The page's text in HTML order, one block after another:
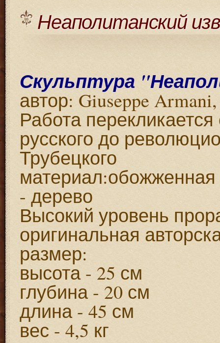
Неаполитанский
Скульптура
автор: Giuseppe
Работа
русского до
Трубецкого
материал:обожженная
- дерево
Высокий уровень
оригинальная
размер:
высота - 25 см
глубина - 20 см
длина - 45 см
вес - 4,5 кг